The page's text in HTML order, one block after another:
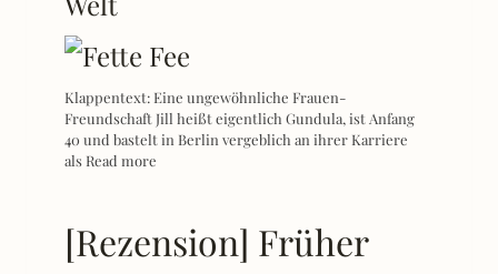
Klappentext: Eine ungewöhnliche Frauen-
Freundschaft Jill heißt eigentlich Gundula, ist Anfang
40 und bastelt in Berlin vergeblich an ihrer Karriere
als Read more
[Rezension] Früher